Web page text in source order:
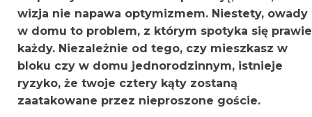
wizja nie napawa optymizmem. Niestety, owady
w domu to problem, z którym spotyka się prawie
każdy. Niezależnie od tego, czy mieszkasz w
bloku czy w domu jednorodzinnym, istnieje
ryzyko, że twoje cztery kąty zostaną
zaatakowane przez nieproszone goście.